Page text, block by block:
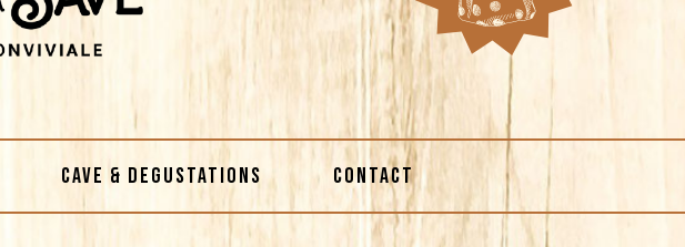
CAVE & DEGUSTATIONS CONTACT